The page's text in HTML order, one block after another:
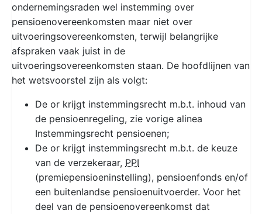
ondernemingsraden wel instemming over
pensioenovereenkomsten maar niet over
uitvoeringsovereenkomsten, terwijl belangrijke
afspraken vaak juist in de
uitvoeringsovereenkomsten staan. De hoofdlijnen van
het wetsvoorstel zijn als volgt:
De or krijgt instemmingsrecht m.b.t. inhoud van
de pensioenregeling, zie vorige alinea
Instemmingsrecht pensioenen;
De or krijgt instemmingsrecht m.b.t. de keuze
van de verzekeraar, PPI
(premiepensioeninstelling), pensioenfonds en/of
een buitenlandse pensioenuitvoerder. Voor het
deel van de pensioenovereenkomst dat